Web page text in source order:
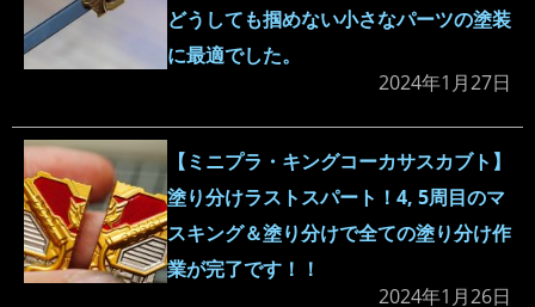
どうしても掴めない小さなパーツの塗装
に最適でした。
2024年1月27日
【ミニプラ・キングコーカサスカブト】
塗り分けラストスパート！4, 5周目のマ
スキング＆塗り分けで全ての塗り分け作
業が完了です！！
2024年1月26日